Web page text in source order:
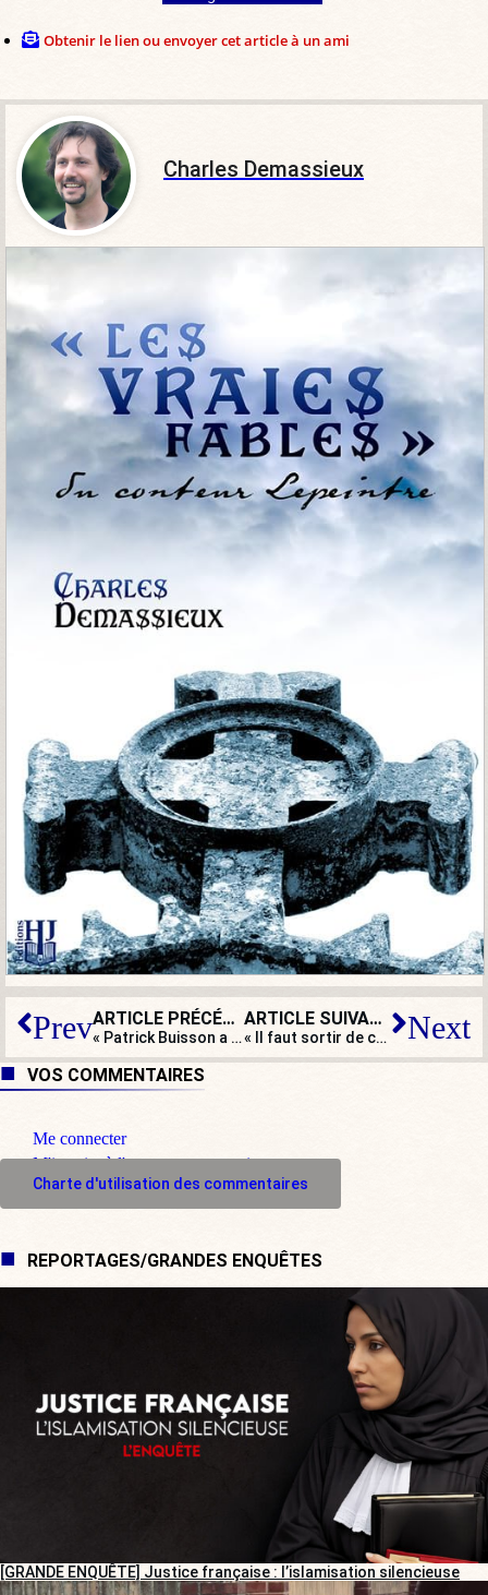
Obtenir le lien ou envoyer cet article à un ami
Charles Demassieux
Prev ARTICLE PRÉCÉDENT
« Patrick Buisson a parfaitement raison ! »
ARTICLE SUIVANT
« Il faut sortir de ce manichéisme dans lequel nous nous enfermons depuis quinze ans » Next
VOS COMMENTAIRES
Me connecter
M'inscrire à l'espace commentaire
Charte d'utilisation des commentaires
REPORTAGES/GRANDES ENQUÊTES
[GRANDE ENQUÊTE] Justice française : l’islamisation silencieuse